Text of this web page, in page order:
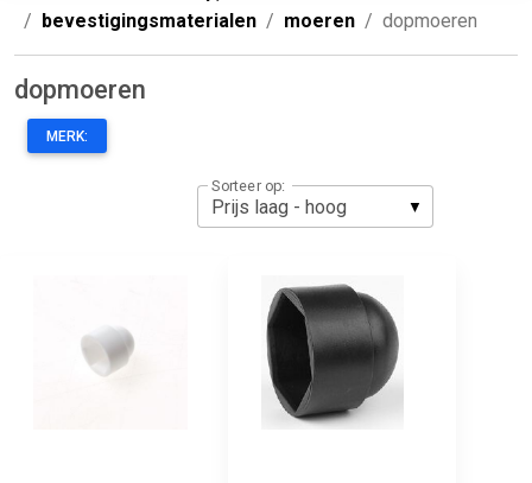
bevestigingsmaterialen
moeren dopmoeren
dopmoeren
MERK:
Sorteer op: